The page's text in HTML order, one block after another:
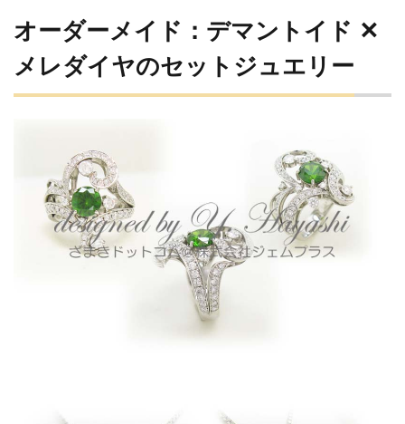
オーダーメイド：デマントイド ✕
メレダイヤのセットジュエリー